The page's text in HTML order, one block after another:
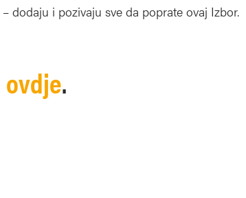
dodaju i pozivaju sve da poprate ovaj Izbor.
ovdje.